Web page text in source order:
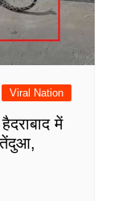
Viral Nation
में